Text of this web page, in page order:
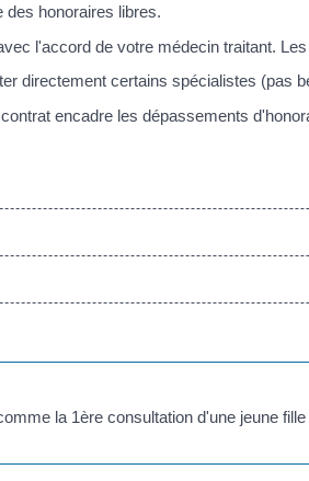
des honoraires libres.
l'accord de votre médecin traitant.
directement certains spécialistes (pas
encadre les dépassements
la 1ère consultation d'une jeune